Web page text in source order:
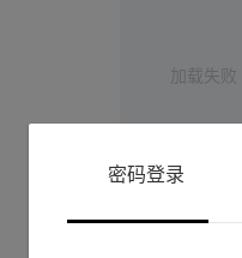
加载失败
密码登录